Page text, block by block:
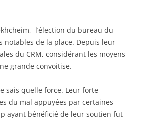
l’élection du bureau du
notables de la place. Depuis leur
du CRM, considérant les moyens
grande convoitise.
sais quelle force. Leur forte
du mal appuyées par certaines
ayant bénéficié de leur soutien fut